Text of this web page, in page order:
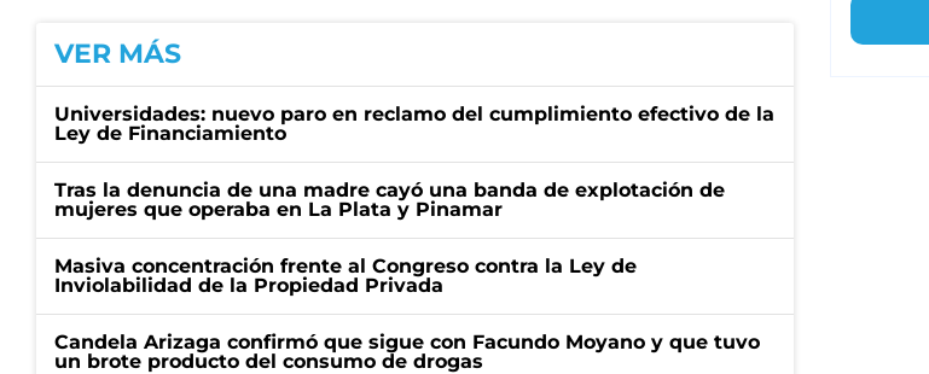
VER MÁS
Universidades: nuevo paro en reclamo del cumplimiento efectivo de la
Ley de Financiamiento
Tras la denuncia de una madre cayó una banda de explotación de
mujeres que operaba en La Plata y Pinamar
Masiva concentración frente al Congreso contra la Ley de
Inviolabilidad de la Propiedad Privada
Candela Arizaga confirmó que sigue con Facundo Moyano y que tuvo
un brote producto del consumo de drogas